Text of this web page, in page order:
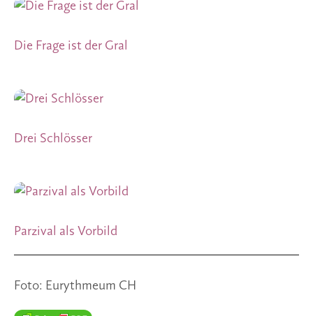
Die Frage ist der Gral
Drei Schlösser
Parzival als Vorbild
Foto: Eurythmeum CH